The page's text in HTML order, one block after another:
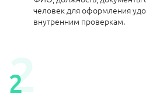
человек для оформления
внутренним проверкам.